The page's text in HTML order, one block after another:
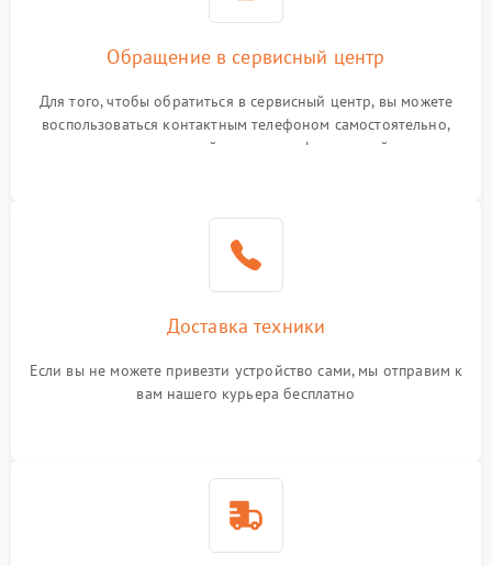
Обращение в сервисный центр
Для того, чтобы обратиться в сервисный центр, вы можете
воспользоваться контактным телефоном самостоятельно,
или оставить свой номер телефона на сайте
Доставка техники
Если вы не можете привезти устройство сами, мы отправим к
вам нашего курьера бесплатно